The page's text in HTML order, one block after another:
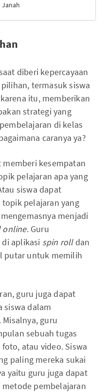
Janah
diberi kepercayaan
termasuk siswa
itu, memberikan
strategi yang
di kelas
caranya ya?
kesempatan
pelajaran apa yang
siswa dapat
pelajaran yang
menjadi
online. Guru
aplikasi spin rolldan
putar untuk memilih
guru juga dapat
siswa dalam
guru
sebuah tugas
atau video. Siswa
paling mereka sukai
yaitu guru juga dapat
pembelajaran